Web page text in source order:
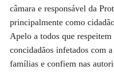
câmara e responsável da
principalmente como
Apelo a todos que
concidadãos infetados com
famílias e confiem nas